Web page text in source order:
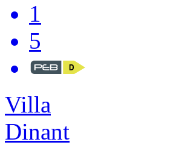
1
5
Villa
Dinant